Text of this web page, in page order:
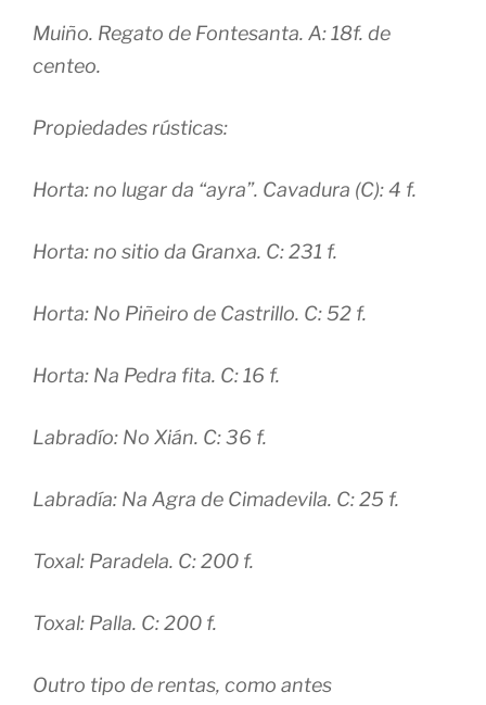
Muiño. Regato de Fontesanta. A: 18f. de
centeo.
Propiedades rústicas:
Horta: no lugar da “ayra”. Cavadura (C): 4 f.
Horta: no sitio da Granxa. C: 231 f.
Horta: No Piñeiro de Castrillo. C: 52 f.
Horta: Na Pedra fita. C: 16 f.
Labradío: No Xián. C: 36 f.
Labradía: Na Agra de Cimadevila. C: 25 f.
Toxal: Paradela. C: 200 f.
Toxal: Palla. C: 200 f.
Outro tipo de rentas, como antes